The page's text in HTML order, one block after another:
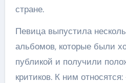
стране.
Певица выпустила
альбомов, которые были
публикой и получили
критиков. К ним